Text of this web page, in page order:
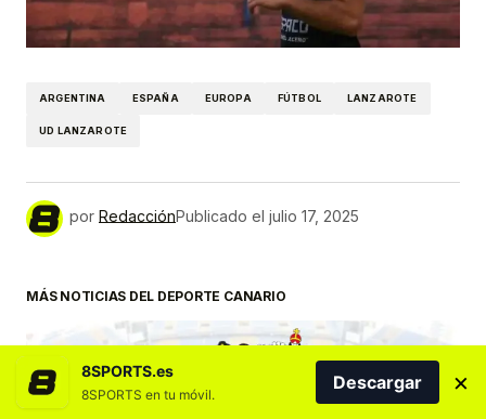
ARGENTINA ESPAÑA EUROPA FÚTBOL LANZAROTE
UD LANZAROTE
por RedacciónPublicado el julio 17, 2025
MÁS NOTICIAS DEL DEPORTE CANARIO
8SPORTS.es
8SPORTS en tu móvil.
Descargar ×